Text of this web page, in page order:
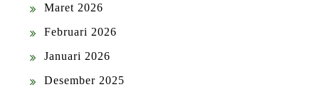
Maret 2026
Februari 2026
Januari 2026
Desember 2025